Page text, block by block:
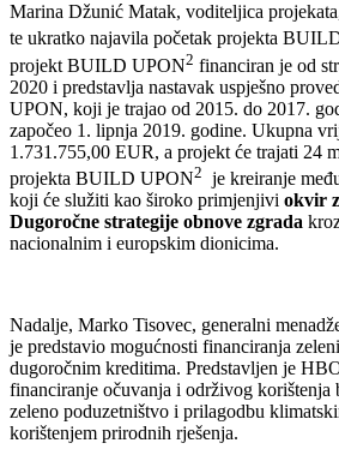
Marina Džunić Matak, voditeljica
te ukratko najavila početak projekta
projekt BUILD UPON2 financiran je od
2020 i predstavlja nastavak uspješno
UPON, koji je trajao od 2015. do 2017.
započeo 1. lipnja 2019. godine. Ukupna
1.731.755,00 EUR, a projekt će trajati 24
projekta BUILD UPON2 je kreiranje
koji će služiti kao široko primjenjivi okvir
Dugoročne strategije obnove zgrada
nacionalnim i europskim dionicima.
Nadalje, Marko Tisovec, generalni
je predstavio mogućnosti financiranja
dugoročnim kreditima. Predstavljen je
financiranje očuvanja i održivog korištenja
zeleno poduzetništvo i prilagodbu
korištenjem prirodnih rješenja.